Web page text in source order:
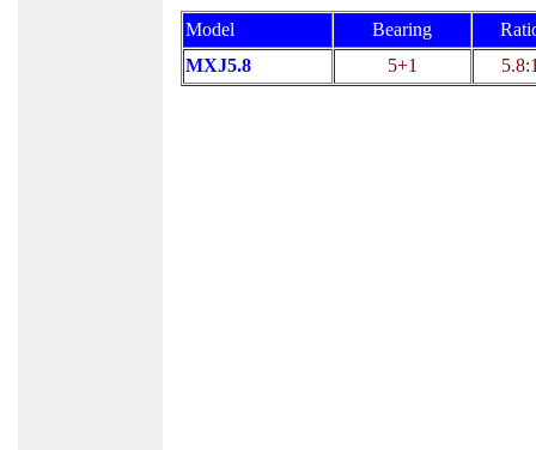
Model Bearing
MXJ5.8
5+1